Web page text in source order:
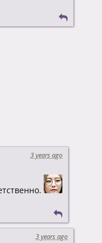
3 years ago
3 years ago